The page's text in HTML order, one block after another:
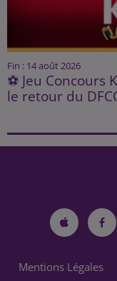
Fin : 14 août 2026
⚽ Jeu Concours
le retour du
Mentions Légales